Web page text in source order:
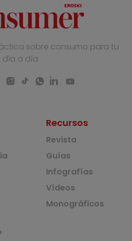
sobre consumo para tu
día a día
Recursos
Revista
Guías
Infografías
Vídeos
Monográficos